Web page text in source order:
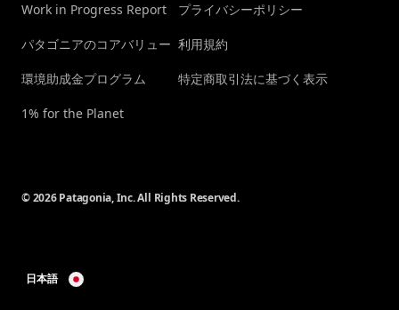
Work in Progress Report
パタゴニアのコアバリュー
環境助成金プログラム
1% for the Planet
プライバシーポリシー
利用規約
特定商取引法に基づく表示
© 2026 Patagonia, Inc. All Rights Reserved.
日本語